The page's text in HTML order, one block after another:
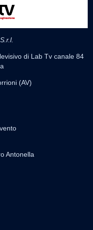
di Lab Tv canale 84
(AV)
Antonella